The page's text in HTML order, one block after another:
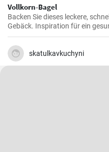
Vollkorn-Bagel
Backen Sie dieses leckere,
Gebäck. Inspiration für ein
man nie genug haben.
skatulkavkuchyni